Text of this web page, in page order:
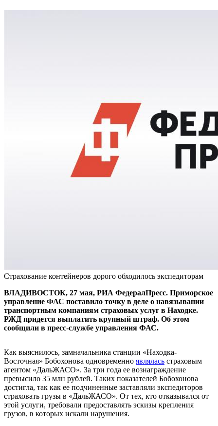
Страхование контейнеров дорого обходилось экспедиторам
ВЛАДИВОСТОК, 27 мая, РИА ФедералПресс. Приморское
управление ФАС поставило точку в деле о навязывании
транспортным компаниям страховых услуг в Находке.
РЖД придется выплатить крупный штраф. Об этом
сообщили в пресс-службе управления ФАС.
Как выяснилось, замначальника станции «Находка-
Восточная» Бобохонова одновременно являлась страховым
агентом «ДальЖАСО». За три года ее вознаграждение
превысило 35 млн рублей. Таких показателей Бобохонова
достигла, так как ее подчиненные заставляли экспедиторов
страховать грузы в «ДальЖАСО». От тех, кто отказывался от
этой услуги, требовали предоставлять эскизы крепления
грузов, в которых искали нарушения.